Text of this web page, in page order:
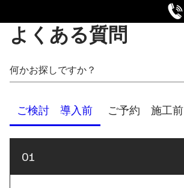
よくある質問
ご検討 導入前 ご予約 施工前
01